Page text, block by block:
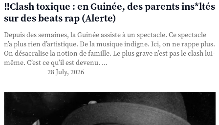
‼️Clash toxique : en Guinée, des parents ins*ltés
sur des beats rap (Alerte)
Depuis des semaines, la Guinée assiste à un spectacle. Ce spectacle
n’a plus rien d’artistique. De la musique indigne. Ici, on ne rappe plus.
On désacralise la notion de famille. Le plus grave n’est pas le clash lui-
même. C’est ce qu’il est devenu. ...
28 July, 2026